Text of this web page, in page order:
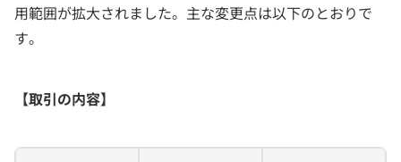
用範囲が拡大されました。主な変更点は以下のとおりで
す。
【取引の内容】